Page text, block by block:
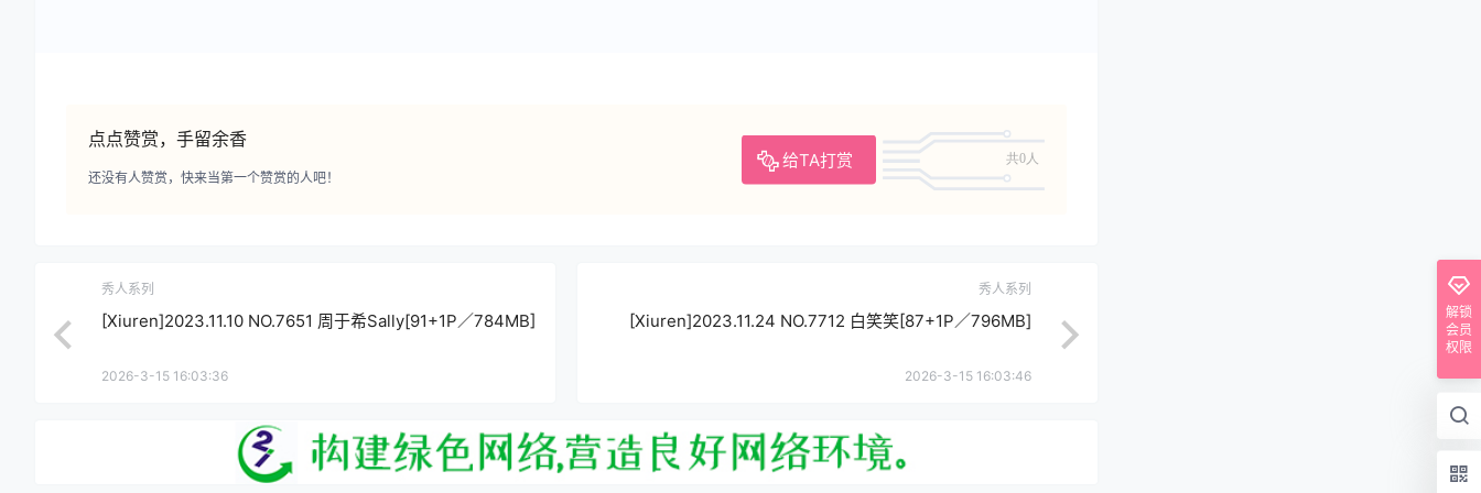
点点赞赏，手留余香
给TA打赏 共0人
还没有人赞赏，快来当第一个赞赏的人吧！
秀人系列
[Xiuren]2023.11.10 NO.7651 周于希Sally[91+1P／784MB]
2026-3-15 16:03:36
秀人系列
[Xiuren]2023.11.24 NO.7712 白笑笑[87+1P／796MB]
2026-3-15 16:03:46
解锁
会员
权限